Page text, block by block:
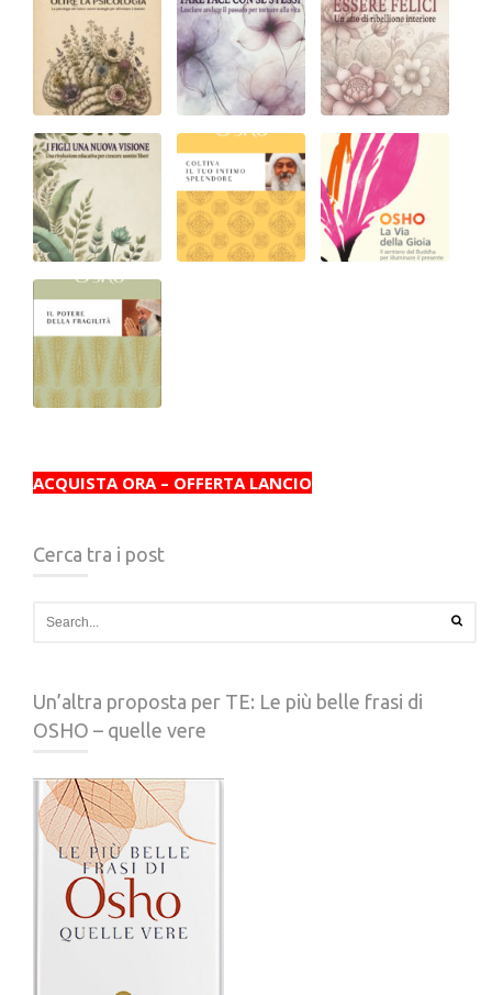
ACQUISTA ORA – OFFERTA LANCIO
Cerca tra i post
Un’altra proposta per TE: Le più belle frasi di
OSHO – quelle vere